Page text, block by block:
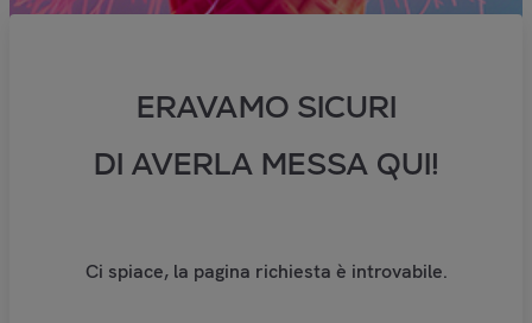
ERAVAMO SICURI
DI AVERLA MESSA QUI!
Ci spiace, la pagina richiesta è introvabile.